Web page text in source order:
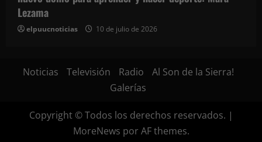
Lezama
elpuucnoticias 10 de julio de 2026
Noticias Televisión Radio
Al Son de la Sierra!
Galerías
Copyright © Todos los derechos reservados. |
MoreNews por AF themes.